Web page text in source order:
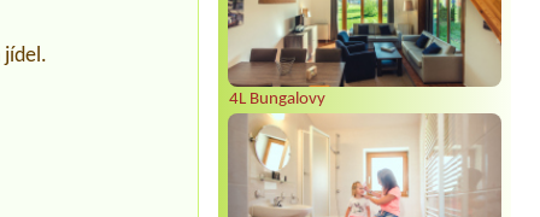
4L Bungalovy
jídel.